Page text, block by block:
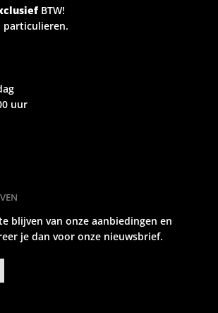
BTW!
particulieren.
uur
blijven van onze aanbiedingen en
je dan voor onze nieuwsbrief.